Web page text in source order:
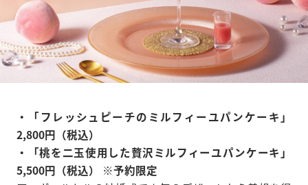
・「フレッシュピーチのミルフィーユパンケーキ」
2,800円（税込）
・「桃を二玉使用した贅沢ミルフィーユパンケーキ」
5,500円（税込） ※予約限定